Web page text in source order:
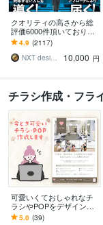
クオリティの高さから総
評価6000件頂いておりま
す 修正無制限！25年デザ
イナーが作る訴求方法で
チラシ反響UP!
4.9 (2117)
NXT design 研究所
10,000 円
チラシ作成・フラ
可愛いくておしゃれなチ
ラシやPOPをデザインし
ます 修正無制限、メッセ
5.0 (39)